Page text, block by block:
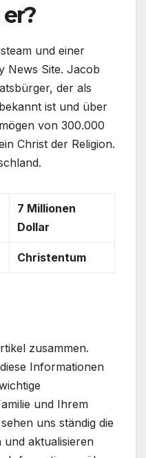
und einer
News Site. Jacob
der als
ist und über
von 300.000
Christ der Religion.
7 Millionen
Dollar
Christentum
zusammen.
Informationen
und Ihrem
uns ständig die
aktualisieren